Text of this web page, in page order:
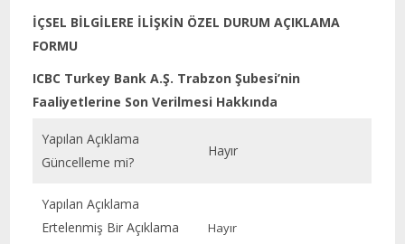
İÇSEL BİLGİLERE İLİŞKİN ÖZEL DURUM AÇIKLAMA
FORMU
ICBC Turkey Bank A.Ş. Trabzon Şubesi’nin
Faaliyetlerine Son Verilmesi Hakkında
Yapılan Açıklama
Güncelleme mi?
Hayır
Yapılan Açıklama
Ertelenmiş Bir Açıklama
Hayır